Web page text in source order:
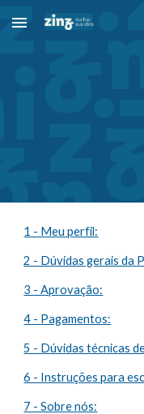
Skip to main content
1 - Meu perfil:
2 - Dúvidas gerais da
3 - Aprovação:
4 - Pagamentos:
5 - Dúvidas técnicas
6 - Instruções para
7 - Sobre nós: